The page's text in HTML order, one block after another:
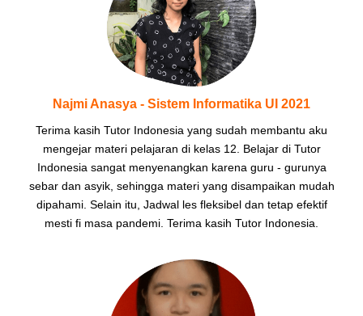
Najmi Anasya - Sistem Informatika UI 2021
Terima kasih Tutor Indonesia yang sudah membantu aku
mengejar materi pelajaran di kelas 12. Belajar di Tutor
Indonesia sangat menyenangkan karena guru - gurunya
sebar dan asyik, sehingga materi yang disampaikan mudah
dipahami. Selain itu, Jadwal les fleksibel dan tetap efektif
mesti fi masa pandemi. Terima kasih Tutor Indonesia.